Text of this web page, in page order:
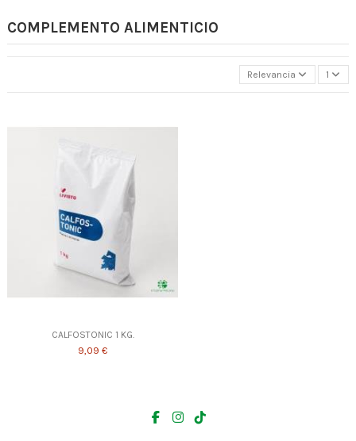
COMPLEMENTO ALIMENTICIO
Relevancia 1
CALFOSTONIC 1 KG.
9,09 €